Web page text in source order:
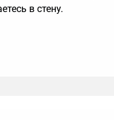
в стену.